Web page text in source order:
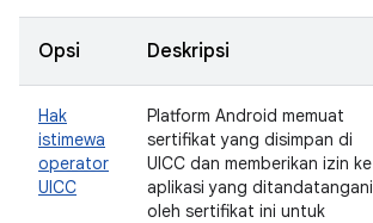
Opsi Deskripsi
Hak
istimewa
operator
UICC
Platform Android memuat
sertifikat yang disimpan di
UICC dan memberikan izin ke
aplikasi yang ditandatangani
oleh sertifikat ini untuk